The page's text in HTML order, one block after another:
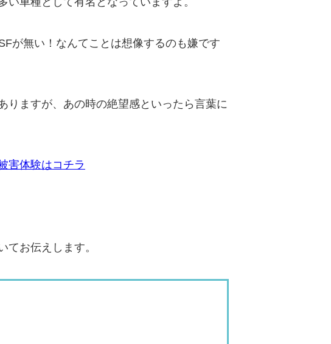
が無い！なんてことは想像するのも嫌です
りますが、あの時の絶望感といったら言葉に
害体験はコチラ
てお伝えします。